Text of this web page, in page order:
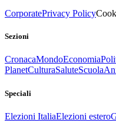
CorporatePrivacy Policy
Sezioni
CronacaMondoEconomia
PlanetCulturaSaluteScuola
Speciali
Elezioni ItaliaElezioni estero